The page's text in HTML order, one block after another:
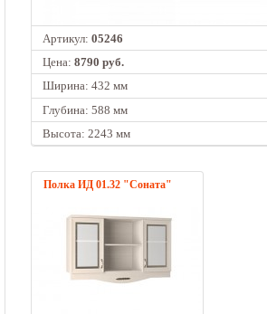
Артикул: 05246
Цена: 8790 руб.
Ширина: 432 мм
Глубина: 588 мм
Высота: 2243 мм
Полка ИД 01.32 "Соната"